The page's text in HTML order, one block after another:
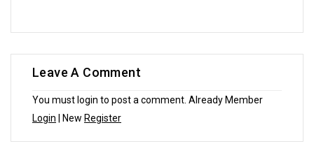
Leave A Comment
You must login to post a comment. Already Member
Login | New Register